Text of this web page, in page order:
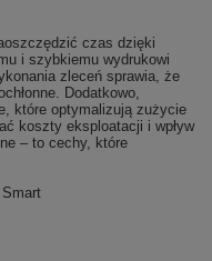
czas dzięki
i szybkiemu wydrukowi
zleceń sprawia, że
Dodatkowo,
które optymalizują zużycie
koszty eksploatacji i wpływ
– to cechy, które